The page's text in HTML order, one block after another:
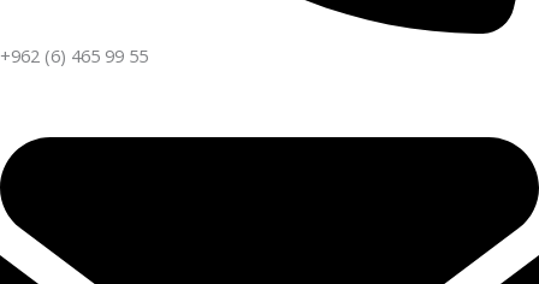
+962 (6) 465 99 55